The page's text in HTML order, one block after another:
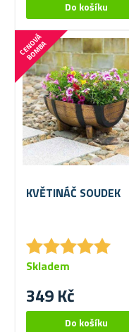
C
E
N
O
V
Á
B
O
M
B
A
KVĚTINÁČ SOUDEK
★★★★★
★★★★★
349 Kč
Skladem